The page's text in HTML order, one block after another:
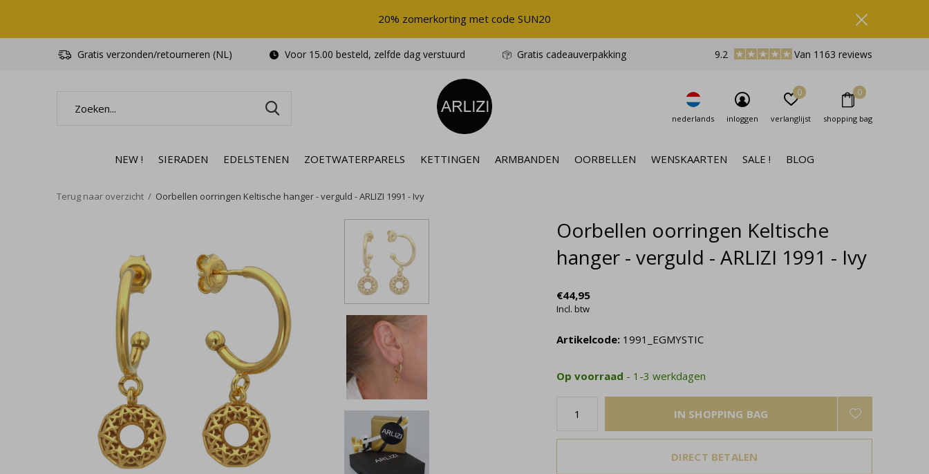
NEW ! SIERADEN EDELSTENEN ZOETWATERPARELS KETTINGEN ARMBANDEN OORBELLEN WENSKAARTEN SALE ! BLOG
nederlands inloggen verlanglijst
0
shopping bag
0
Gratis verzonden/retourneren (NL) Voor 15.00 besteld, zelfde dag verstuurd Gratis cadeauverpakking 9.2 Van 1163 reviews
20% zomerkorting met code SUN20
Terug naar overzicht Oorbellen oorringen Keltische hanger - verguld - ARLIZI 1991 - Ivy
Oorbellen oorringen Keltische
hanger - verguld - ARLIZI 1991 - Ivy
€44,95
Incl. btw
Artikelcode: 1991_EGMYSTIC
Op voorraad - 1-3 werkdagen
IN SHOPPING BAG
DIRECT BETALEN